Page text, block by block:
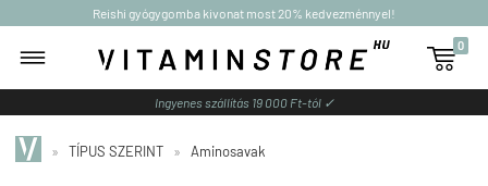
Reishi gyógygomba kivonat most 20% kedvezménnyel!

0
Ingyenes szállítás 19 000 Ft-tól ✓
» TÍPUS SZERINT » Aminosavak